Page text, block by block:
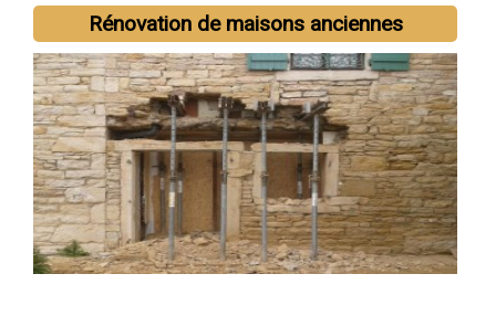
Rénovation de maisons anciennes